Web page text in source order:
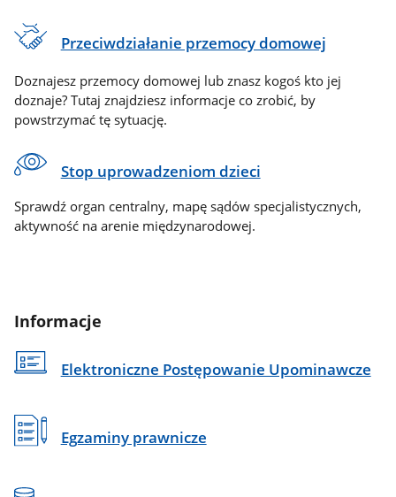
Przeciwdziałanie przemocy domowej
Doznajesz przemocy domowej lub znasz kogoś kto jej
doznaje? Tutaj znajdziesz informacje co zrobić, by
powstrzymać tę sytuację.
Stop uprowadzeniom dzieci
Sprawdź organ centralny, mapę sądów specjalistycznych,
aktywność na arenie międzynarodowej.
Informacje
Elektroniczne Postępowanie Upominawcze
Egzaminy prawnicze